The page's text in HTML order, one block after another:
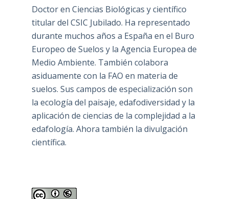
Doctor en Ciencias Biológicas y científico
titular del CSIC Jubilado. Ha representado
durante muchos años a España en el Buro
Europeo de Suelos y la Agencia Europea de
Medio Ambiente. También colabora
asiduamente con la FAO en materia de
suelos. Sus campos de especialización son
la ecología del paisaje, edafodiversidad y la
aplicación de ciencias de la complejidad a la
edafología. Ahora también la divulgación
científica.